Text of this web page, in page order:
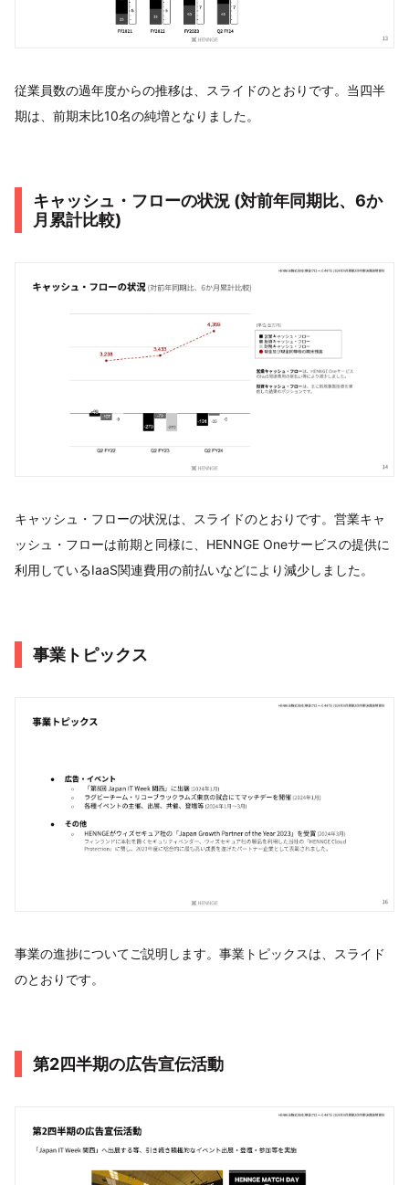
従業員数の過年度からの推移は、スライドのとおりです。当四半
期は、前期末比10名の純増となりました。
キャッシュ・フローの状況 (対前年同期⽐、6か
⽉累計⽐較)
キャッシュ・フローの状況は、スライドのとおりです。営業キャ
ッシュ・フローは前期と同様に、HENNGE Oneサービスの提供に
利用しているIaaS関連費用の前払いなどにより減少しました。
事業トピックス
事業の進捗についてご説明します。事業トピックスは、スライド
のとおりです。
第2四半期の広告宣伝活動